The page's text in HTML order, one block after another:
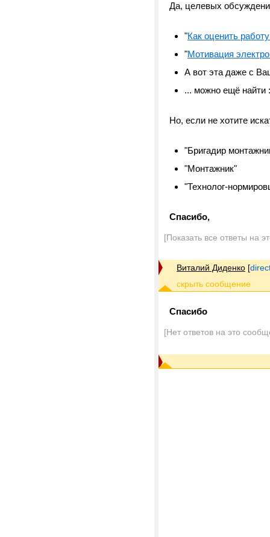
Да, целевых
"Как оценить
"Мотивация
А вот эта даже с
... можно ещё найти
Но, если не хотите
"Бригадир
"Монтажник"
"Технолог-
Спасибо,
[Показать все ответы на
Виталий Диденко [
Спасибо
[Нет ответов на это